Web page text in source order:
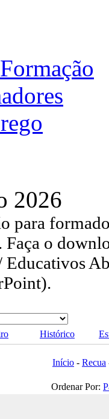
2026
para
o
Educativos
Histórico
Início - Recua
Ordenar Por: